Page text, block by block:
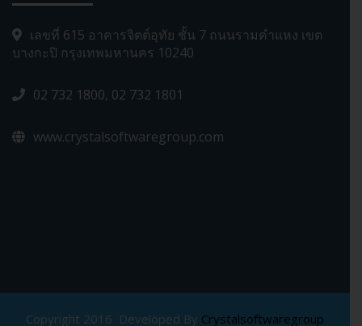
เลขที่ 615 อาคารจิตต์อุทัย ชั้น 7 ถนนรามคำแหง เขต
บางกะปิ กรุงเทพมหานคร 10240
02 732 1800, 02 732 1801
www.crystalsoftwaregroup.com
Copyright 2016 Developed By Crystalsoftwaregroup